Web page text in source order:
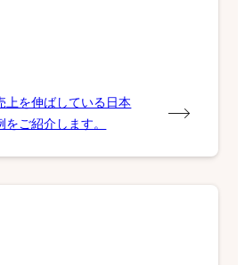
上を伸ばしている日本
ご紹介します。